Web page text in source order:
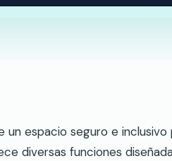
espacio seguro e inclusivo
diversas funciones